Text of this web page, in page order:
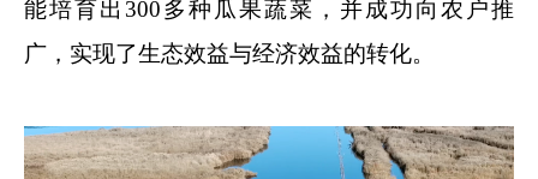
能培育出300多种瓜果蔬菜，并成功向农户推
广，实现了生态效益与经济效益的转化。